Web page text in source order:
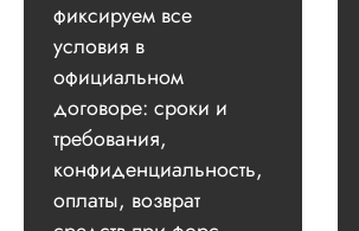
фиксируем все
условия в
официальном
договоре: сроки и
требования,
конфиденциальность,
оплаты, возврат